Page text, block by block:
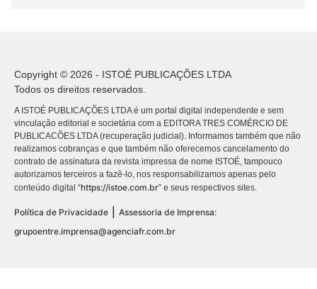
Copyright © 2026 - ISTOÉ PUBLICAÇÕES LTDA
Todos os direitos reservados.
A ISTOÉ PUBLICAÇÕES LTDA é um portal digital independente e sem
vinculação editorial e societária com a EDITORA TRES COMÉRCIO DE
PUBLICACÕES LTDA (recuperação judicial). Informamos também que não
realizamos cobranças e que também não oferecemos cancelamento do
contrato de assinatura da revista impressa de nome ISTOÉ, tampouco
autorizamos terceiros a fazê-lo, nos responsabilizamos apenas pelo
conteúdo digital “https://istoe.com.br” e seus respectivos sites.
Política de Privacidade
Assessoria de Imprensa:
grupoentre.imprensa@agenciafr.com.br